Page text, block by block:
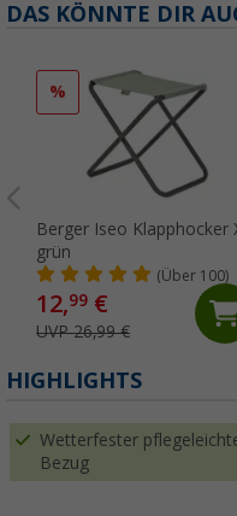
DAS KÖNNTE DIR
%
Berger Iseo Klapphocker
grün
(Über 100)
12,99 €
UVP 26,99 €
HIGHLIGHTS
Wetterfester
Bezug